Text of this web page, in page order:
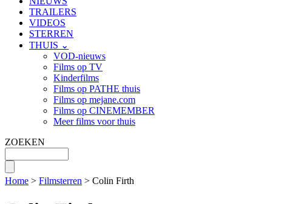
TRAILERS
VIDEOS
STERREN
THUIS ⌄
VOD-nieuws
Films op TV
Kinderfilms
Films op PATHE thuis
Films op mejane.com
Films op CINEMEMBER
Meer films voor thuis
ZOEKEN
Home > Filmsterren > Colin Firth